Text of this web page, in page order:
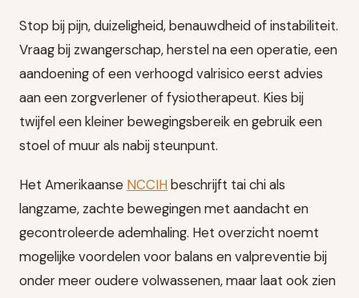
Stop bij pijn, duizeligheid, benauwdheid of instabiliteit.
Vraag bij zwangerschap, herstel na een operatie, een
aandoening of een verhoogd valrisico eerst advies
aan een zorgverlener of fysiotherapeut. Kies bij
twijfel een kleiner bewegingsbereik en gebruik een
stoel of muur als nabij steunpunt.
Het Amerikaanse NCCIHbeschrijft tai chi als
langzame, zachte bewegingen met aandacht en
gecontroleerde ademhaling. Het overzicht noemt
mogelijke voordelen voor balans en valpreventie bij
onder meer oudere volwassenen, maar laat ook zien